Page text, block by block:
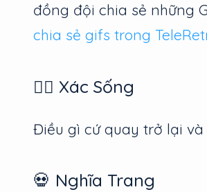
đồng đội chia sẻ những
chia sẻ gifs trong
🧟‍♀️ Xác Sống
Điều gì cứ quay trở lại và
💀 Nghĩa Trang